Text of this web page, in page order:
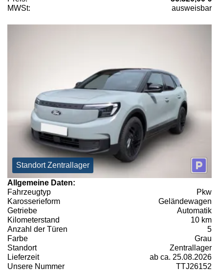
MWSt:
ausweisbar
Standort Zentrallager
Allgemeine Daten:
Fahrzeugtyp
Pkw
Karosserieform
Geländewagen
Getriebe
Automatik
Kilometerstand
10 km
Anzahl der Türen
5
Farbe
Grau
Standort
Zentrallager
Lieferzeit
ab ca. 25.08.2026
Unsere Nummer
TTJ26152